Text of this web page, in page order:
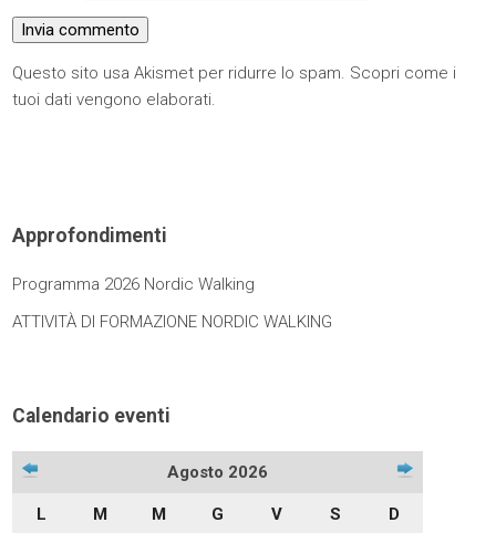
Questo sito usa Akismet per ridurre lo spam. Scopri come i
tuoi dati vengono elaborati
Approfondimenti
Programma 2026 Nordic Walking
ATTIVITÀ DI FORMAZIONE NORDIC WALKING
Calendario eventi
Agosto 2026
L M M G V S D